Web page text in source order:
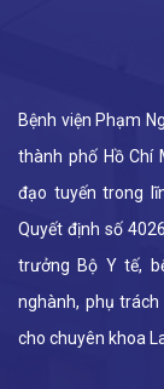
Bệnh viện Phạm
thành phố Hồ Chí
đạo tuyến trong
Quyết định số
trưởng Bộ Y tế,
nghành, phụ
cho chuyên khoa